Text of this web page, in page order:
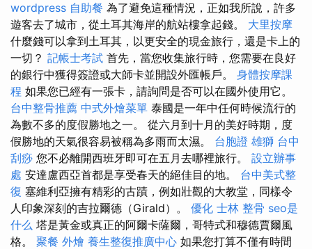
wordpress 自助餐 為了避免這種情況，正如我所說，許多
遊客去了城市，從土耳其海岸的航站樓拿起錢。 大里按摩
什麼錢可以拿到土耳其，以更安全的現金旅行，還是卡上的
一切？ 記帳士考試 首先，當您收集旅行時，您需要在良好
的銀行中獲得簽證或大師卡並開設外匯帳戶。 身體按摩課
程 如果您已經有一張卡，請詢問是否可以在國外使用它。
台中整骨推薦 中式外燴菜單 泰國是一年中任何時候流行的
為數不多的度假勝地之一。 從六月到十月的美好時期，度
假勝地的天氣很容易被稱為多雨而太濕。 台胞證 雄獅 台中
刮痧 您不必離開西班牙即可在五月去哪裡旅行。 設立辦事
處 安達盧西亞首都是享受春天的絕佳目的地。 台中美式整
復 塞維利亞擁有精彩的古蹟，例如壯觀的大教堂，同樣令
人印象深刻的吉拉爾德（Girald）。 優化 士林 整骨 seo是
什么 塔是黃金或真正的阿爾卡薩爾，哥特式和穆德賈爾風
格。 聚餐 外燴 養生整復推廣中心 如果您打算不僅有時間